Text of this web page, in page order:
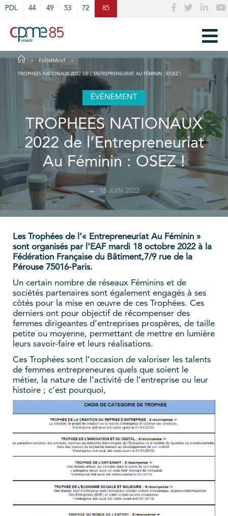
PDL 44 49 53 72 85
ÉVÉNEMENT
TROPHEES NATIONAUX 2022 DE L’ENTREPRENEURIAT AU FÉMININ : OSEZ !
ÉVÉNEMENT
TROPHEES NATIONAUX
2022 de l’Entrepreneuriat
Au Féminin : OSEZ !
16 JUIN 2022
Les Trophées de l’« Entrepreneuriat Au Féminin »
sont organisés par l’EAF mardi 18 octobre 2022 à la
Fédération Française du Bâtiment,7/9 rue de la
Pérouse 75016-Paris.
Un certain nombre de réseaux Féminins et de
sociétés partenaires sont également engagés à ses
côtés pour la mise en œuvre de ces Trophées. Ces
derniers ont pour objectif de récompenser des
femmes dirigeantes d’entreprises prospères, de taille
petite ou moyenne, permettant de mettre en lumière
leurs savoir-faire et leurs réalisations.
Ces Trophées sont l’occasion de valoriser les talents
de femmes entrepreneures quels que soient le
métier, la nature de l’activité de l’entreprise ou leur
histoire ; c’est pourquoi,
Cookies management panel